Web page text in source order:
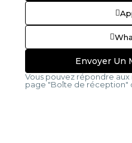
Vous pouvez répondre aux
page "Boîte de réception"